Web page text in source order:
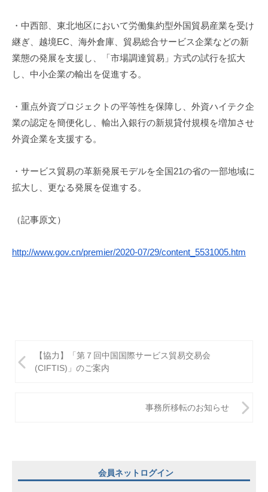
・中西部、東北地区において労働集約型外国貿易産業を受け
継ぎ、 越境EC、海外倉庫、 貿易総合サービス企業などの新
業態の発展を支援し、「 市場調達貿易」方式の試行を拡大
し、中小企業の輸出を促進する。
・重点外資プロジェクトの平等性を保障し、 外資ハイテク企
業の認定を簡便化し、 輸出入銀行の新規貸付規模を増加させ
外資企業を支援する。
・ サービス貿易の革新発展モデルを全国21の省の一部地域に
拡大し 、更なる発展を促進する。
（記事原文）
http://www.gov.cn/premier/2020-07/29/content_5531005.htm
稿
【協力】「第７回中国国際サービス貿易交易会
(CIFTIS)」のご案内
事務所移転のお知らせ
会員ネットログイン